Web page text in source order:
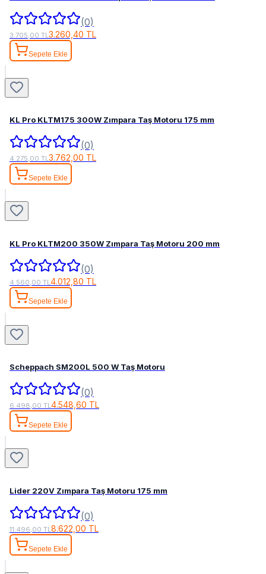
(0)
3.705,00 TL 3.260,40 TL
Sepete Ekle
KL Pro KLTM175 300W Zımpara Taş Motoru 175 mm
(0)
4.275,00 TL3.762,00 TL
Sepete Ekle
KL Pro KLTM200 350W Zımpara Taş Motoru 200 mm
(0)
4.560,00 TL4.012,80 TL
Sepete Ekle
Scheppach SM200L 500 W Taş Motoru
(0)
6.498,00 TL4.548,60 TL
Sepete Ekle
Lider 220V Zımpara Taş Motoru 175 mm
(0)
11.496,00 TL8.622,00 TL
Sepete Ekle